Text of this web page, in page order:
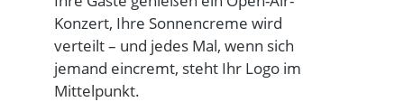
Konzert, Ihre Sonnencreme wird
verteilt – und jedes Mal, wenn sich
jemand eincremt, steht Ihr Logo im
Mittelpunkt.